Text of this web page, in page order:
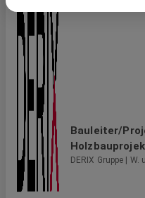
Bauleiter/
DERIX Gruppe | W.